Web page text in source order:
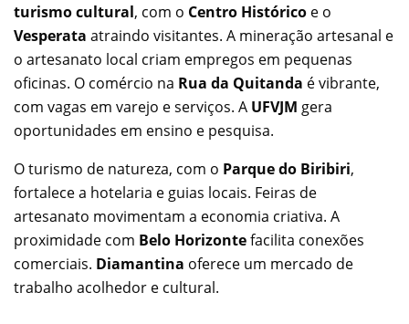
turismo cultural, com o Centro Histórico e o
Vesperata atraindo visitantes. A mineração artesanal e
o artesanato local criam empregos em pequenas
oficinas. O comércio na Rua da Quitanda é vibrante,
com vagas em varejo e serviços. A UFVJM gera
oportunidades em ensino e pesquisa.
O turismo de natureza, com o Parque do Biribiri,
fortalece a hotelaria e guias locais. Feiras de
artesanato movimentam a economia criativa. A
proximidade com Belo Horizontefacilita conexões
comerciais. Diamantina oferece um mercado de
trabalho acolhedor e cultural.